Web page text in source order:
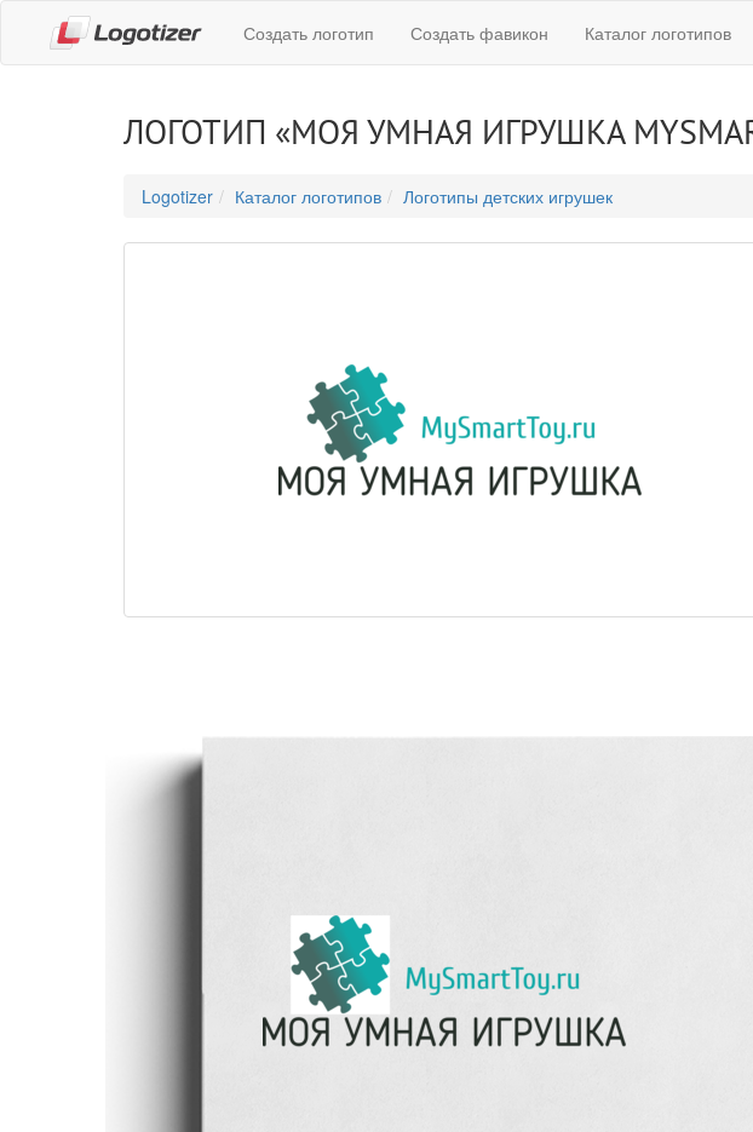
Создать логотип Создать фавикон Каталог логотипов
ЛОГОТИП «МОЯ УМНАЯ ИГРУШКА
Logotizer Каталог логотипов Логотипы детских игрушек